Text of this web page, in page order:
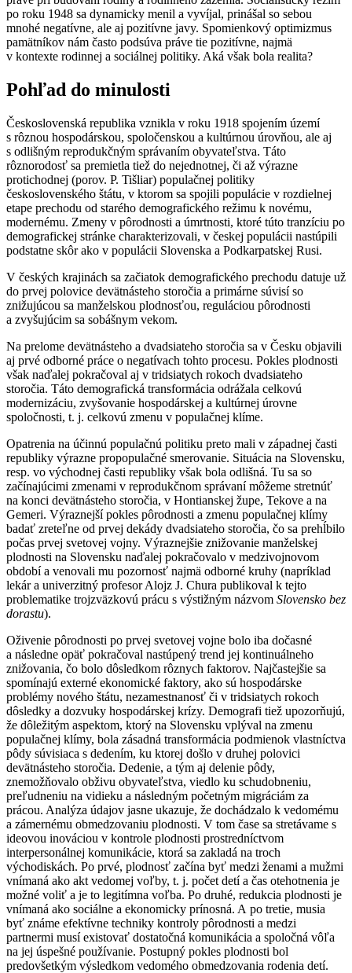
po roku 1948 sa dynamicky menil a vyvíjal, prinášal so sebou
mnohé negatívne, ale aj pozitívne javy. Spomienkový optimizmus
pamätníkov nám často podsúva práve tie pozitívne, najmä
v kontexte rodinnej a sociálnej politiky. Aká však bola realita?
Pohľad do minulosti
Československá republika vznikla v roku 1918 spojením území
s rôznou hospodárskou, spoločenskou a kultúrnou úrovňou, ale aj
s odlišným reprodukčným správaním obyvateľstva. Táto
rôznorodosť sa premietla tiež do nejednotnej, či až výrazne
protichodnej (porov. P. Tišliar) populačnej politiky
československého štátu, v ktorom sa spojili populácie v rozdielnej
etape prechodu od starého demografického režimu k novému,
modernému. Zmeny v pôrodnosti a úmrtnosti, ktoré túto tranzíciu po
demografickej stránke charakterizovali, v českej populácii nastúpili
podstatne skôr ako v populácii Slovenska a Podkarpatskej Rusi.
V českých krajinách sa začiatok demografického prechodu datuje už
do prvej polovice devätnásteho storočia a primárne súvisí so
znižujúcou sa manželskou plodnosťou, reguláciou pôrodnosti
a zvyšujúcim sa sobášnym vekom.
Na prelome devätnásteho a dvadsiateho storočia sa v Česku objavili
aj prvé odborné práce o negatívach tohto procesu. Pokles plodnosti
však naďalej pokračoval aj v tridsiatych rokoch dvadsiateho
storočia. Táto demografická transformácia odrážala celkovú
modernizáciu, zvyšovanie hospodárskej a kultúrnej úrovne
spoločnosti, t. j. celkovú zmenu v populačnej klíme.
Opatrenia na účinnú populačnú politiku preto mali v západnej časti
republiky výrazne propopulačné smerovanie. Situácia na Slovensku,
resp. vo východnej časti republiky však bola odlišná. Tu sa so
začínajúcimi zmenami v reprodukčnom správaní môžeme stretnúť
na konci devätnásteho storočia, v Hontianskej župe, Tekove a na
Gemeri. Výraznejší pokles pôrodnosti a zmenu populačnej klímy
badať zreteľne od prvej dekády dvadsiateho storočia, čo sa prehĺbilo
počas prvej svetovej vojny. Výraznejšie znižovanie manželskej
plodnosti na Slovensku naďalej pokračovalo v medzivojnovom
období a venovali mu pozornosť najmä odborné kruhy (napríklad
lekár a univerzitný profesor Alojz J. Chura publikoval k tejto
problematike trojzväzkovú prácu s výstižným názvom Slovensko bez
dorastu).
Oživenie pôrodnosti po prvej svetovej vojne bolo iba dočasné
a následne opäť pokračoval nastúpený trend jej kontinuálneho
znižovania, čo bolo dôsledkom rôznych faktorov. Najčastejšie sa
spomínajú externé ekonomické faktory, ako sú hospodárske
problémy nového štátu, nezamestnanosť či v tridsiatych rokoch
dôsledky a dozvuky hospodárskej krízy. Demografi tiež upozorňujú,
že dôležitým aspektom, ktorý na Slovensku vplýval na zmenu
populačnej klímy, bola zásadná transformácia podmienok vlastníctva
pôdy súvisiaca s dedením, ku ktorej došlo v druhej polovici
devätnásteho storočia. Dedenie, a tým aj delenie pôdy,
znemožňovalo obživu obyvateľstva, viedlo ku schudobneniu,
preľudneniu na vidieku a následným početným migráciám za
prácou. Analýza údajov jasne ukazuje, že dochádzalo k vedomému
a zámernému obmedzovaniu plodnosti. V tom čase sa stretávame s
ideovou inováciou v kontrole plodnosti prostredníctvom
interpersonálnej komunikácie, ktorá sa zakladá na troch
východiskách. Po prvé, plodnosť začína byť medzi ženami a mužmi
vnímaná ako akt vedomej voľby, t. j. počet detí a čas otehotnenia je
možné voliť a je to legitímna voľba. Po druhé, redukcia plodnosti je
vnímaná ako sociálne a ekonomicky prínosná. A po tretie, musia
byť známe efektívne techniky kontroly pôrodnosti a medzi
partnermi musí existovať dostatočná komunikácia a spoločná vôľa
na jej úspešné používanie. Postupný pokles plodnosti bol
predovšetkým výsledkom vedomého obmedzovania rodenia detí.